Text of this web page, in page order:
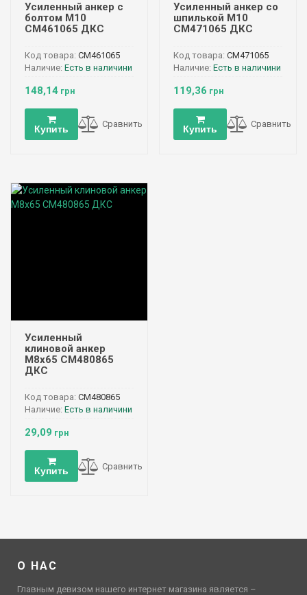
Усиленный анкер с
болтом М10
CM461065 ДКС
Код товара: CM461065
Наличие: Есть в наличини
148,14 грн
Купить Сравнить
Усиленный анкер со
шпилькой М10
CM471065 ДКС
Код товара: CM471065
Наличие: Есть в наличини
119,36 грн
Купить Сравнить
Усиленный
клиновой анкер
М8х65 CM480865
ДКС
Код товара: CM480865
Наличие: Есть в наличини
29,09 грн
Купить Сравнить
О НАС
Главным девизом нашего интернет магазина является –